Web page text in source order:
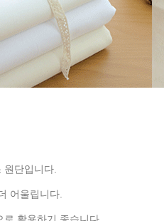
단입니다.
어울립니다.
활용하기 좋습니다.